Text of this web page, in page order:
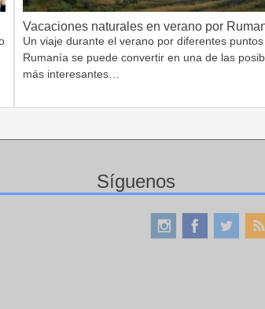
Vacaciones naturales en verano por
Un viaje durante el verano por diferentes puntos
Rumanía se puede convertir en una de las
más interesantes…
Síguenos